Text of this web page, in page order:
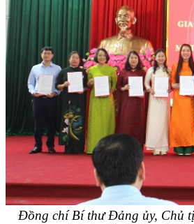
Đồng chí Bí thư Đảng ủy, Chủ